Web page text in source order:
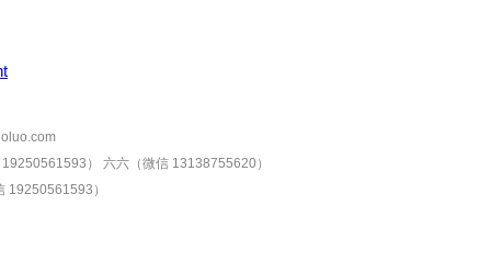
）
六六（微信 13138755620）
19250561593）